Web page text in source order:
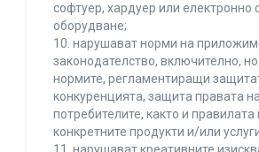
софтуер, хардуер или електронно
оборудване;
10. нарушават норми на
законодателство, включително,
нормите, регламентиращи
конкуренцията, защита правата на
потребителите, както и
конкретните продукти и/или